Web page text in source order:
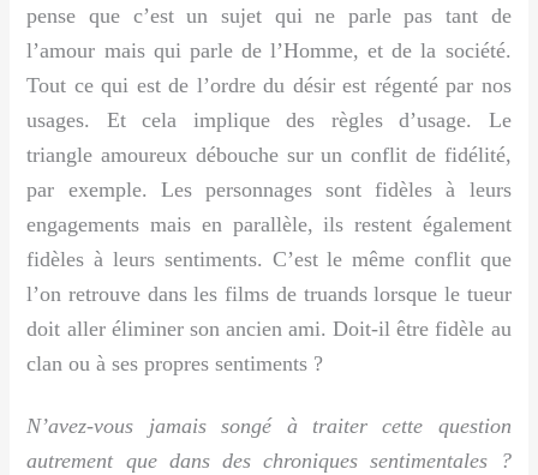
pense que c’est un sujet qui ne parle pas tant de
l’amour mais qui parle de l’Homme, et de la société.
Tout ce qui est de l’ordre du désir est régenté par nos
usages. Et cela implique des règles d’usage. Le
triangle amoureux débouche sur un conflit de fidélité,
par exemple. Les personnages sont fidèles à leurs
engagements mais en parallèle, ils restent également
fidèles à leurs sentiments. C’est le même conflit que
l’on retrouve dans les films de truands lorsque le tueur
doit aller éliminer son ancien ami. Doit-il être fidèle au
clan ou à ses propres sentiments ?
N’avez-vous jamais songé à traiter cette question
autrement que dans des chroniques sentimentales ?